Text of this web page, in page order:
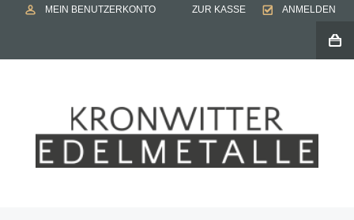
MEIN BENUTZERKONTO ZUR KASSE ANMELDEN